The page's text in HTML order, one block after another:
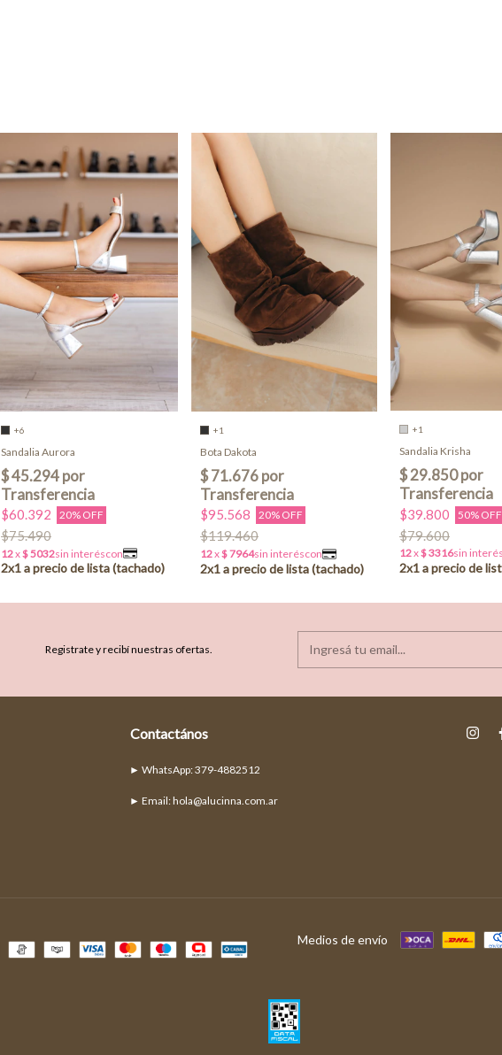
+6
Sandalia Aurora
$60.392 20% OFF
$75.490
+1
Bota Dakota
$95.568 20% OFF
$119.460
+1
Sandalia Krisha
$39.800 50% OFF
$79.600
Registrate y recibí nuestras ofertas.
Contactános
► Email:hola@alucinna.com.ar
Medios de envío